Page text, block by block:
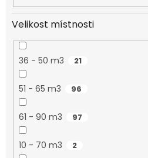
Velikost místnosti
36 - 50 m3 21
51 - 65 m3 96
61 - 90 m3 97
10 - 70 m3 2